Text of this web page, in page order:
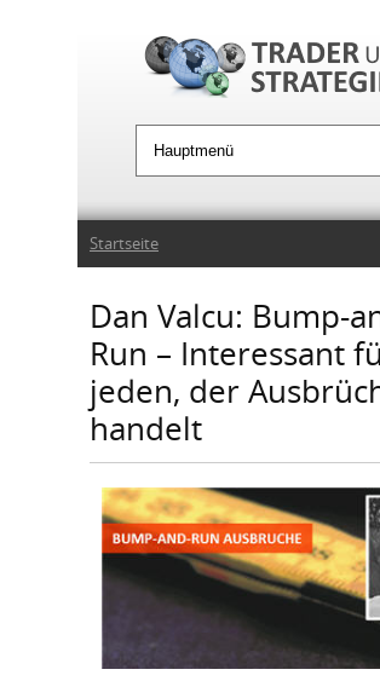
Sie sind hier
Startseite
Dan Valcu: Bump-
Run – Interessant
jeden, der
handelt